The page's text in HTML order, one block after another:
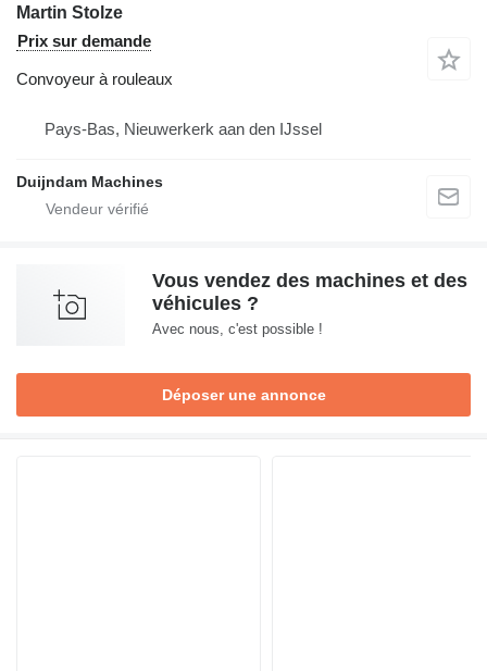
Martin Stolze
Prix sur demande
Convoyeur à rouleaux
Pays-Bas, Nieuwerkerk aan den IJssel
Duijndam Machines
Vous vendez des machines et des
véhicules ?
Avec nous, c'est possible !
Déposer une annonce